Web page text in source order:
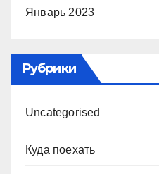
Январь 2023
Рубрики
Uncategorised
Куда поехать